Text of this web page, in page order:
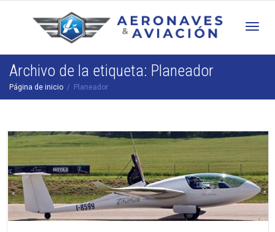
Archivo de la etiqueta: Planeador
Página de inicio Planeador